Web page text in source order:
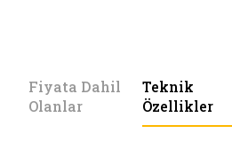
Fiyata Dahil
Olanlar
Teknik
Özellikler